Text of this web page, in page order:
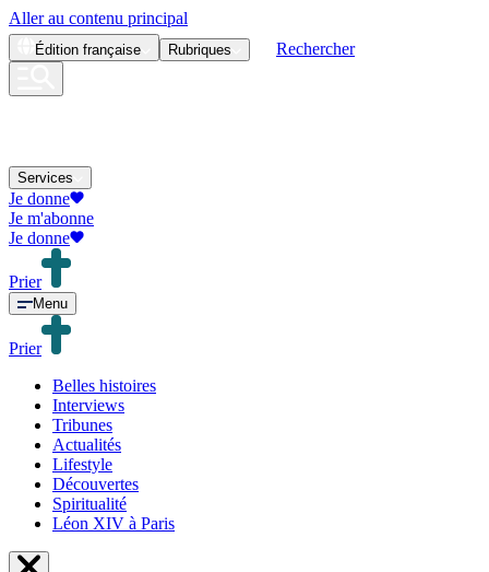
Aller au contenu principal
Édition française Rubriques Rechercher
Services
Je donne
Je m'abonne
Je donne
Prier
Menu
Prier
Belles histoires
Interviews
Tribunes
Actualités
Lifestyle
Découvertes
Spiritualité
Léon XIV à Paris